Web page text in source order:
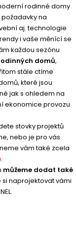
rodinné domy
požadavky na
aj. technologie
i vaše měnící se
každou sezónu
domů,
stále ctíme
které jsou
jak s ohledem na
ekonomice provozu
stovky projektů
nebo je pro vás
vám také zcela
.
můžeme dodat také
si naprojektovat vámi